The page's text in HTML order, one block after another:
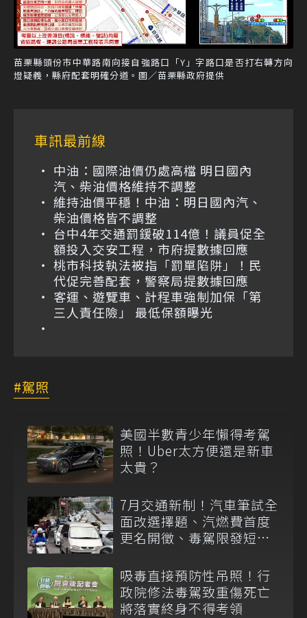
苗栗縣頭份市中華路南向接自強路口「Y」字路口是否打右轉方向
燈疑義，縣府配套明確分道。圖／苗栗縣政府提供
車訊最前線
中油：國際油價仍處高檔 明日國內
汽、柴油價格維持不調整
維持油價平穩！中油：明日國內汽、
柴油價格皆不調整
台中4年交通罰鍰破114億！議員促全
額投入交安工程，市府提數據回應
桃市科技執法被指「罰單陷阱」！民
代促完善配套，警察局提數據回應
客運、遊覽車、計程車強制加保「第
三人責任險」 最低保額曝光
駕照
美國半數青少年懶得考駕
照！Uber太方便還是新車
太貴？
7月交通新制！汽車筆試全
面改選擇題、汽燃費首度
更名開徵、毒駕限發短期
吸毒直接預防性吊照！行
政院修法毒駕致重傷死亡
將落實終身不得考領